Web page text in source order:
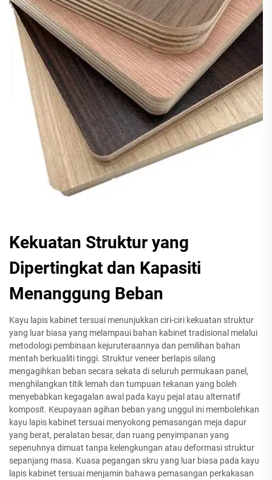
Kekuatan Struktur yang
Dipertingkat dan Kapasiti
Menanggung Beban
Kayu lapis kabinet tersuai menunjukkan ciri-ciri kekuatan struktur
yang luar biasa yang melampaui bahan kabinet tradisional melalui
metodologi pembinaan kejuruteraannya dan pemilihan bahan
mentah berkualiti tinggi. Struktur veneer berlapis silang
mengagihkan beban secara sekata di seluruh permukaan panel,
menghilangkan titik lemah dan tumpuan tekanan yang boleh
menyebabkan kegagalan awal pada kayu pejal atau alternatif
komposit. Keupayaan agihan beban yang unggul ini membolehkan
kayu lapis kabinet tersuai menyokong pemasangan meja dapur
yang berat, peralatan besar, dan ruang penyimpanan yang
sepenuhnya dimuat tanpa kelengkungan atau deformasi struktur
sepanjang masa. Kuasa pegangan skru yang luar biasa pada kayu
lapis kabinet tersuai menjamin bahawa pemasangan perkakasan